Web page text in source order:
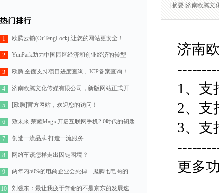
热门排行
1 欧腾云锁(OuTengLock),让您的网站更安全！
2 YunPark助力中国园区经济和创业经济的转型
3 欧腾,全面支持项目进度查询、ICP备案查询！
4 济南欧腾文化传媒有限公司，新版网站正式开通！
5 [欧腾]官方网站，欢迎您的访问！
6 致未来 荣耀Magic开启互联网手机2.0时代的钥匙
7 创造一流品牌 打造一流服务
8 网约车该怎样走出囚徒困境？
9 两年内50%的电商企业会死掉—鬼脚七电商的七点思考
10 刘强东：最让我疲于奔命的不是京东的发展速度，而是如何管理好11万人的队伍
[摘要]济南欧腾文
济南
1、支
2、支
3、支
更多